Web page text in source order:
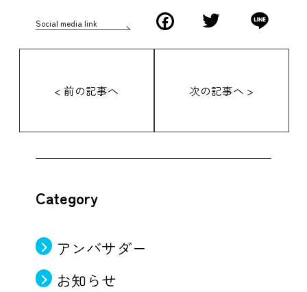
Social media link
Facebook Twitter
< 前の記事へ 次の記事へ >
Category
アンバサダー
お知らせ